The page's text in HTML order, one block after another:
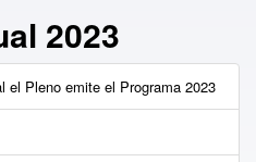
2023
el Pleno emite el Programa 2023